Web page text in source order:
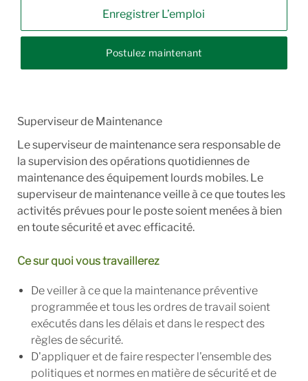
Enregistrer L’emploi
Postulez maintenant
Superviseur de Maintenance
Le superviseur de maintenance sera responsable de
la supervision des opérations quotidiennes de
maintenance des équipement lourds mobiles. Le
superviseur de maintenance veille à ce que toutes les
activités prévues pour le poste soient menées à bien
en toute sécurité et avec efficacité.
Ce sur quoi vous travaillerez
De veiller à ce que la maintenance préventive
programmée et tous les ordres de travail soient
exécutés dans les délais et dans le respect des
règles de sécurité.
D'appliquer et de faire respecter l'ensemble des
politiques et normes en matière de sécurité et de